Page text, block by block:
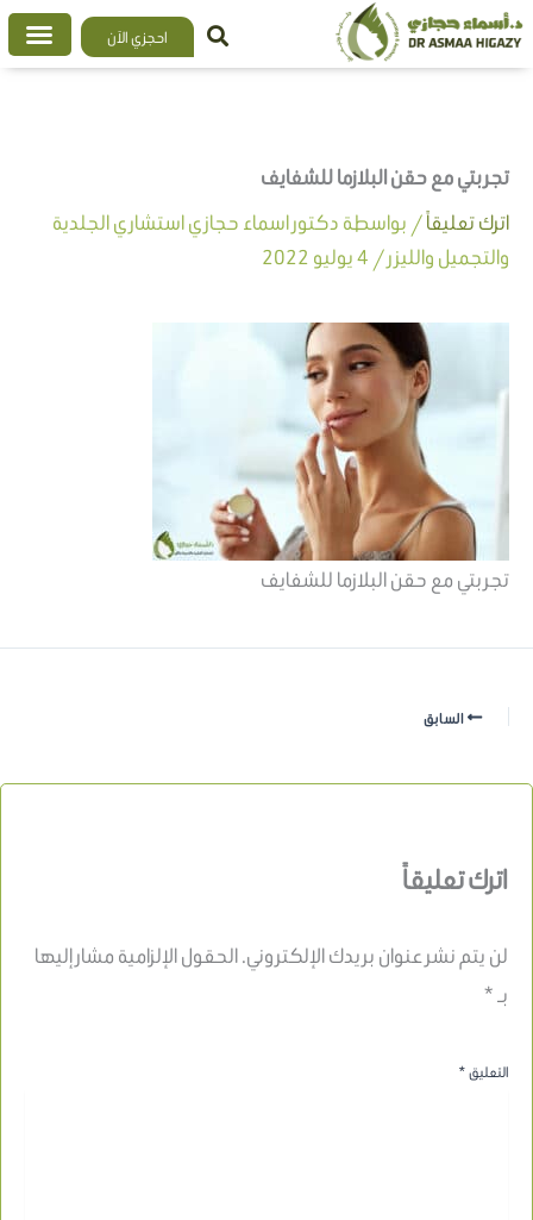
تخطي
إلى
احجزي الآن
تجربتي مع حقن البلازما للشفايف
اترك تعليقاً/ بواسطة دكتور اسماء حجازي استشاري الجلدية
والتجميل والليزر/ 4 يوليو 2022
تجربتي مع حقن البلازما للشفايف
السابق
اترك تعليقاً
لن يتم نشر عنوان بريدك الإلكتروني.الحقول الإلزامية مشار إليها
بـ*
التعليق*